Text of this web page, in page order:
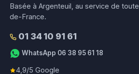
Basée à Argenteuil, au service de toute
de-France.
01 34 10 91 61
WhatsApp 06 38 95 61 18
4,9/5 Google